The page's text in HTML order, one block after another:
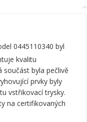
0445110340 byl
kvalitu
součást byla pečlivě
prvky byly
vstřikovací trysky.
na certifikovaných